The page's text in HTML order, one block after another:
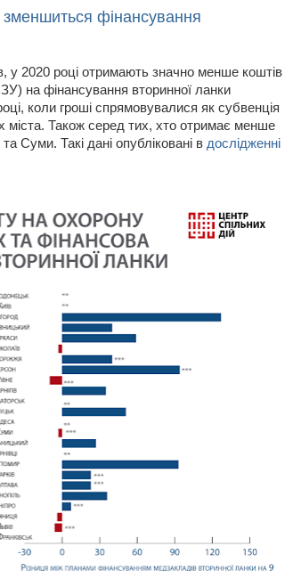
зменшиться фінансування
у 2020 році отримають значно менше коштів
на фінансування вторинної ланки
коли гроші спрямовувалися як субвенція
міста. Також серед тих, хто отримає менше
Суми. Такі дані опубліковані в дослідженні